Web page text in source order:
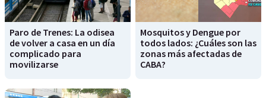
Paro de Trenes: La odisea
de volver a casa en un día
complicado para
movilizarse
Mosquitos y Dengue por
todos lados: ¿Cuáles son las
zonas más afectadas de
CABA?